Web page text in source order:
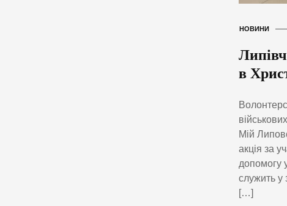
НОВИНИ
в
Мій
акція за
допомогу
служить у
[…]